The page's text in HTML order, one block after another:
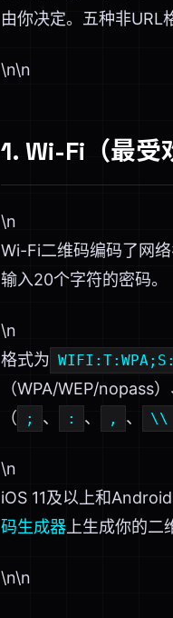
由你决定。五种非URL
\n\n
1. Wi-Fi（最受
\n
Wi-Fi二维码编码了网
输入20个字符的密码。
\n
格式为
（WPA/WEP/nopass）
（
; 、 : 、 , 、 \\
\n
iOS 11及以上和
码生成器 上生成你的二
\n\n